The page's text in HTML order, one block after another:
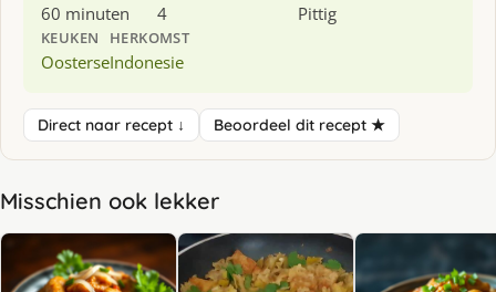
60 minuten 4 Pittig
KEUKEN
Oosterse
HERKOMST
Indonesie
Direct naar recept ↓ Beoordeel dit recept ★
Misschien ook lekker